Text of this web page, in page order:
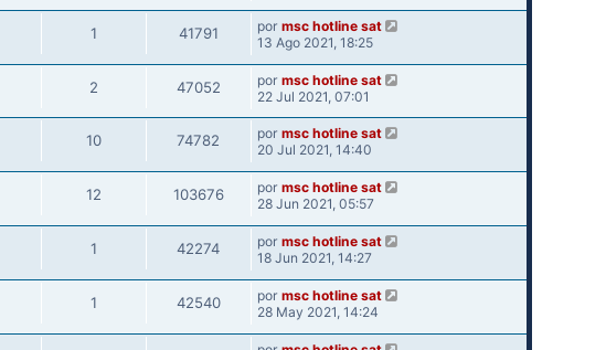
1 41791 por msc hotline sat
13 Ago 2021, 18:25
2 47052 por msc hotline sat
22 Jul 2021, 07:01
10 74782 por msc hotline sat
20 Jul 2021, 14:40
12 103676 por msc hotline sat
28 Jun 2021, 05:57
1 42274 por msc hotline sat
18 Jun 2021, 14:27
1 42540 por msc hotline sat
28 May 2021, 14:24